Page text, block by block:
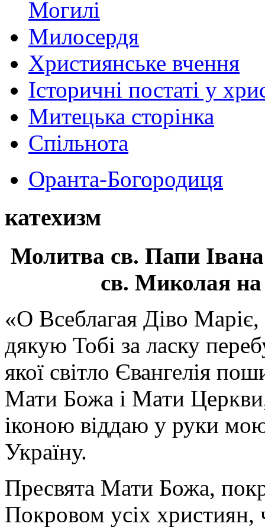
Могилі
Милосердя
Християнське вчення
Історичні постаті у
Митецька сторінка
Спільнота
Оранта-Богородиця
катехизм
Молитва св. Папи
св. Миколая на
«О Всеблагая Діво
дякую Тобі за ласку
якої світло Євангелія
Мати Божа і Мати
іконою віддаю у руки
Україну.
Пресвята Мати Божа,
Покровом усіх християн,